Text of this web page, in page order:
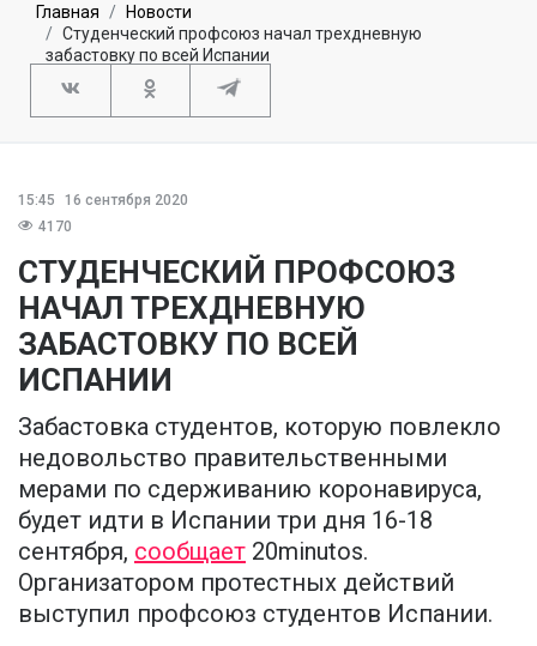
Главная
Новости
Студенческий профсоюз начал трехдневную
забастовку по всей Испании
15:45
16 сентября 2020
4170
СТУДЕНЧЕСКИЙ ПРОФСОЮЗ
НАЧАЛ ТРЕХДНЕВНУЮ
ЗАБАСТОВКУ ПО ВСЕЙ
ИСПАНИИ
Забастовка студентов, которую повлекло
недовольство правительственными
мерами по сдерживанию коронавируса,
будет идти в Испании три дня 16-18
сентября, сообщает 20minutos.
Организатором протестных действий
выступил профсоюз студентов Испании.